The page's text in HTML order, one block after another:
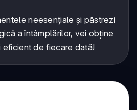
neesențiale și păstrezi
a întâmplărilor, vei obține
eficient de fiecare dată!